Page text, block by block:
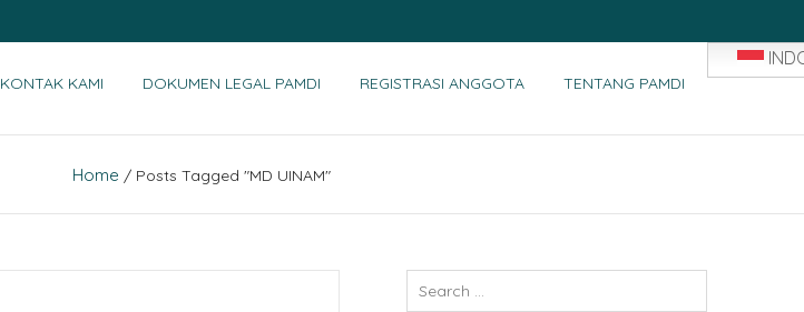
KONTAK KAMI DOKUMEN LEGAL PAMDI REGISTRASI ANGGOTA TENTANG PAMDI
Home / Posts Tagged "MD UINAM"